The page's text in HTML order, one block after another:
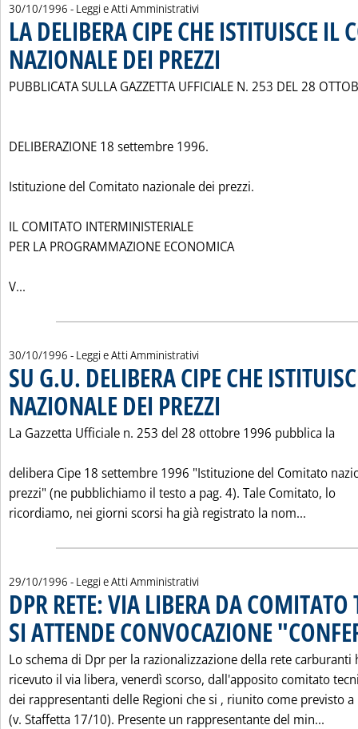
30/10/1996 - Leggi e Atti Amministrativi
LA DELIBERA CIPE CHE ISTITUISCE IL
NAZIONALE DEI PREZZI
PUBBLICATA SULLA GAZZETTA UFFICIALE N. 253 DEL 28
DELIBERAZIONE 18 settembre 1996.
Istituzione del Comitato nazionale dei prezzi.
IL COMITATO INTERMINISTERIALE
PER LA PROGRAMMAZIONE ECONOMICA
V...
30/10/1996 - Leggi e Atti Amministrativi
SU G.U. DELIBERA CIPE CHE
NAZIONALE DEI PREZZI
La Gazzetta Ufficiale n. 253 del 28 ottobre 1996 pubblica la
delibera Cipe 18 settembre 1996 "Istituzione del Comitato
prezzi" (ne pubblichiamo il testo a pag. 4). Tale Comitato, lo
ricordiamo, nei giorni scorsi ha già registrato la nom...
29/10/1996 - Leggi e Atti Amministrativi
DPR RETE: VIA LIBERA DA COMITATO
SI ATTENDE CONVOCAZIONE
Lo schema di Dpr per la razionalizzazione della rete carburanti
ricevuto il via libera, venerdì scorso, dall'apposito comitato
dei rappresentanti delle Regioni che si ‚ riunito come previsto a
(v. Staffetta 17/10). Presente un rappresentante del min...